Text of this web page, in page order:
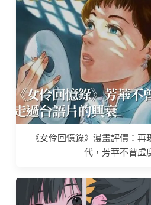
《女伶回憶錄》漫畫評價：再
代，芳華不曾虛